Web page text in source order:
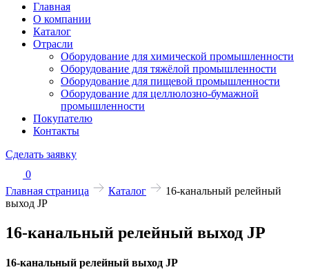
Главная
О компании
Каталог
Отрасли
Оборудование для химической промышленности
Оборудование для тяжёлой промышленности
Оборудование для пищевой промышленности
Оборудование для целлюлозно-бумажной
промышленности
Покупателю
Контакты
Сделать заявку
0
Главная страница
Каталог
16-канальный релейный
выход JP
16-канальный релейный выход JP
16-канальный релейный выход JP